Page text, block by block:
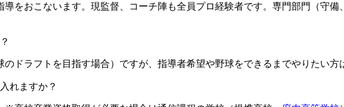
をおこないます。現監督、コーチ陣も全員プロ経験者です。専門部門（守
ドラフトを目指す場合）ですが、指導者希望や野球をできるまでやりたい方
れますか？